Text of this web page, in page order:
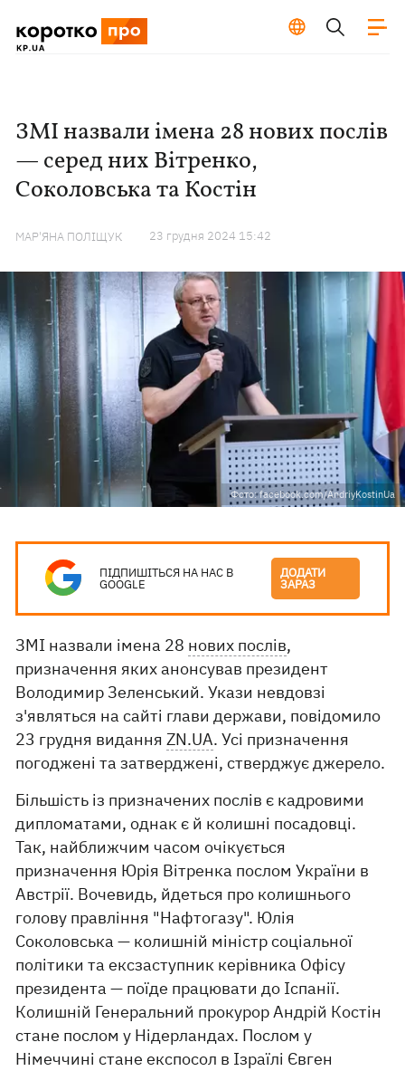
ЗМІ назвали імена 28 нових послів
— серед них Вітренко,
Соколовська та Костін
МАР'ЯНА ПОЛІЩУК 23 грудня 2024 15:42
Фото: facebook.com/AndriyKostinUa
ПІДПИШІТЬСЯ НА НАС В
GOOGLE
ДОДАТИ
ЗАРАЗ
ЗМІ назвали імена 28 нових послів,
призначення яких анонсував президент
Володимир Зеленський. Укази невдовзі
з'являться на сайті глави держави, повідомило
23 грудня виданняZN.UA. Усі призначення
погоджені та затверджені, стверджує джерело.
Більшість із призначених послів є кадровими
дипломатами, однак є й колишні посадовці.
Так, найближчим часом очікується
призначення Юрія Вітренка послом України в
Австрії. Вочевидь, йдеться про колишнього
голову правління "Нафтогазу". Юлія
Соколовська — колишній міністр соціальної
політики та ексзаступник керівника Офісу
президента — поїде працювати до Іспанії.
Колишній Генеральний прокурор Андрій Костін
стане послом у Нідерландах. Послом у
Німеччині стане експосол в Ізраїлі Євген